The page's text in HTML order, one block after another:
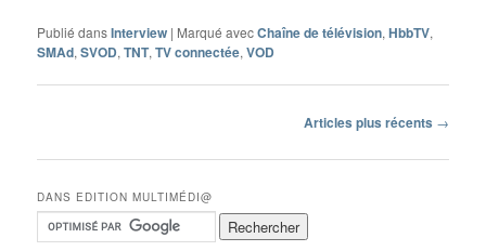
Publié dansInterview | Marqué avecChaîne de télévision,HbbTV,
SMAd,SVOD,TNT,TV connectée,VOD
articles
Articles plus récents →
DANS EDITION MULTIMÉDI@